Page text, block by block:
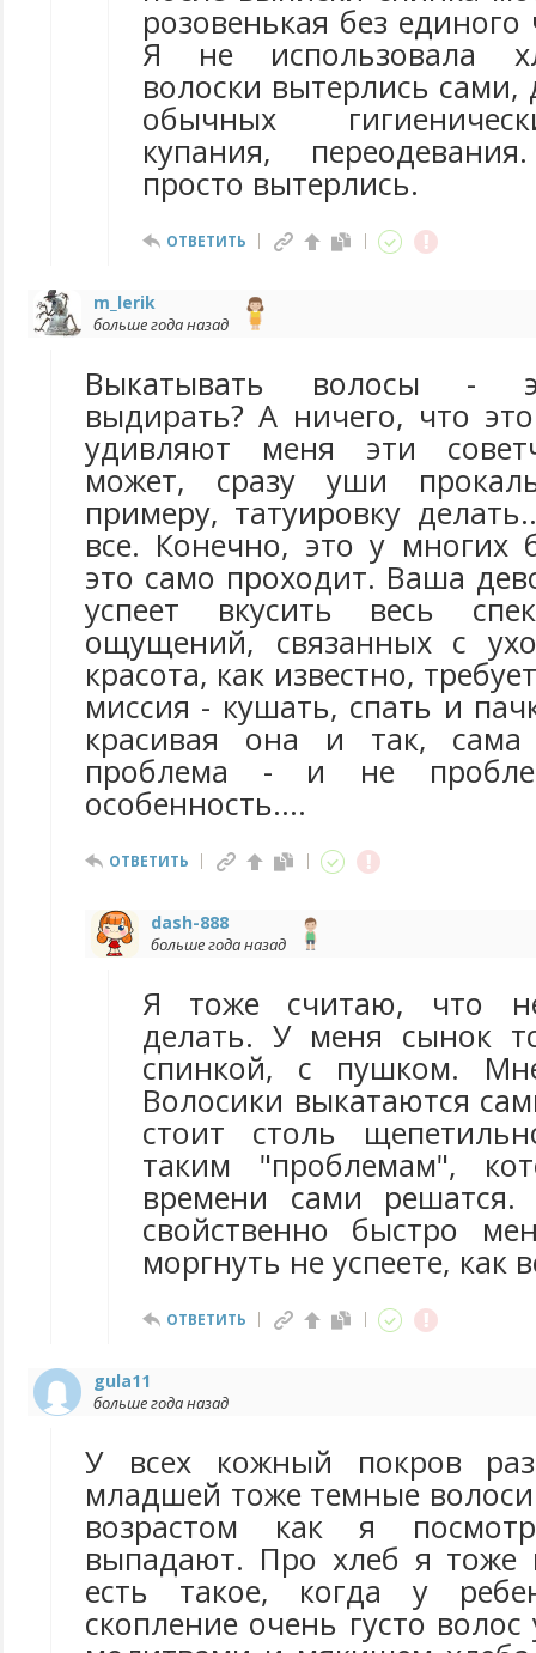
розовенькая без единого
Я не использовала
волоски вытерлись
обычных
купания,
просто вытерлись.
ОТВЕТИТЬ
m_lerik
больше года назад
Выкатывать волосы -
выдирать? А ничего, что
удивляют меня эти
может, сразу уши
примеру, татуировку
все. Конечно, это у многих
это само проходит. Ваша
успеет вкусить весь
ощущений, связанных с
красота, как известно,
миссия - кушать, спать и
красивая она и так,
проблема - и не
особенность....
ОТВЕТИТЬ
dash-888
больше года назад
Я тоже считаю, что
делать. У меня сынок
спинкой, с пушком.
Волосики выкатаются
стоит столь
таким "проблемам",
времени сами
свойственно быстро
моргнуть не успеете, как
ОТВЕТИТЬ
gula11
больше года назад
У всех кожный покров
младшей тоже темные
возрастом как я
выпадают. Про хлеб я
есть такое, когда у
скопление очень густо